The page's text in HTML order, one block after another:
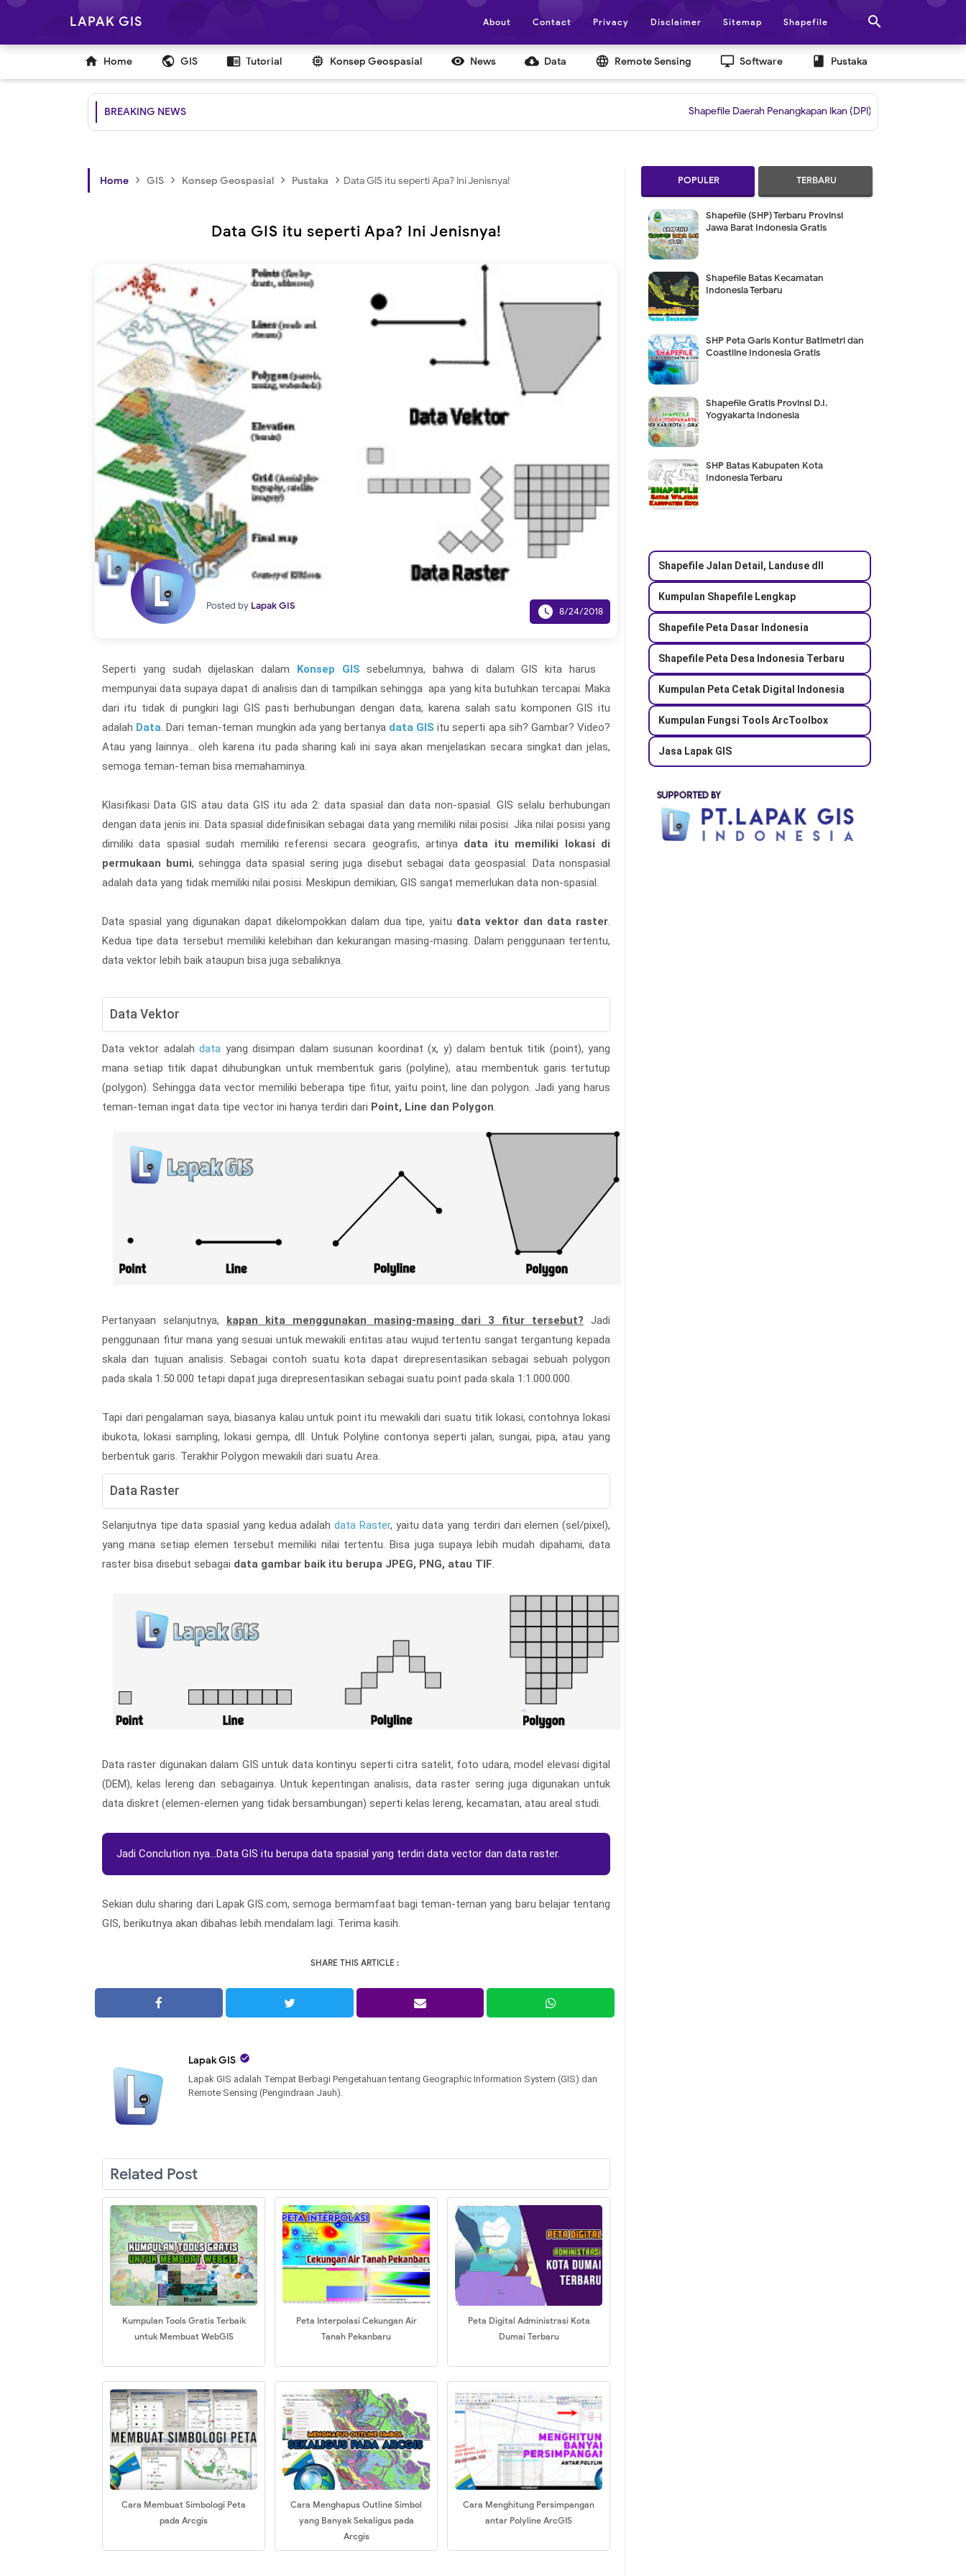
LAPAK GIS 
About Contact Privacy Disclaimer Sitemap Shapefile
 Home public GIS chrome_reader_mode Tutorial  Konsep Geospasial  News cloud_download Data language Remote Sensing desktop_windows Software book Pustaka
BREAKING NEWS Shapefile Daerah Penangkapan Ikan (DPI) | Grid untuk Layout
Home › GIS › Konsep Geospasial › Pustaka › Data GIS itu seperti Apa? Ini Jenisnya!
Data GIS itu seperti Apa? Ini Jenisnya!
Posted by Lapak GIS  8/24/2018
Seperti yang sudah dijelaskan dalam Konsep GIS sebelumnya, bahwa di dalam GIS kita harus
mempunyai data supaya dapat di analisis dan di tampilkan sehingga apa yang kita butuhkan tercapai. Maka
dari itu tidak di pungkiri lagi GIS pasti berhubungan dengan data, karena salah satu komponen GIS itu
adalah Data. Dari teman-teman mungkin ada yang bertanya data GIS itu seperti apa sih? Gambar? Video?
Atau yang lainnya… oleh karena itu pada sharing kali ini saya akan menjelaskan secara singkat dan jelas,
semoga teman-teman bisa memahaminya.
Klasifikasi Data GIS atau data GIS itu ada 2: data spasial dan data non-spasial. GIS selalu berhubungan
dengan data jenis ini. Data spasial didefinisikan sebagai data yang memiliki nilai posisi. Jika nilai posisi yang
dimiliki data spasial sudah memiliki referensi secara geografis, artinya data itu memiliki lokasi di
permukaan bumi, sehingga data spasial sering juga disebut sebagai data geospasial. Data nonspasial
adalah data yang tidak memiliki nilai posisi. Meskipun demikian, GIS sangat memerlukan data non-spasial.
Data spasial yang digunakan dapat dikelompokkan dalam dua tipe, yaitu data vektor dan data raster.
Kedua tipe data tersebut memiliki kelebihan dan kekurangan masing-masing. Dalam penggunaan tertentu,
data vektor lebih baik ataupun bisa juga sebaliknya.
Data Vektor
Data vektor adalahdata yang disimpan dalam susunan koordinat (x, y) dalam bentuk titik (point), yang
mana setiap titik dapat dihubungkan untuk membentuk garis (polyline), atau membentuk garis tertutup
(polygon). Sehingga data vector memiliki beberapa tipe fitur, yaitu point, line dan polygon. Jadi yang harus
teman-teman ingat data tipe vector ini hanya terdiri dari Point, Line dan Polygon.
Pertanyaan selanjutnya, kapan kita menggunakan masing-masing dari 3 fitur tersebut? Jadi
penggunaan fitur mana yang sesuai untuk mewakili entitas atau wujud tertentu sangat tergantung kepada
skala dan tujuan analisis. Sebagai contoh suatu kota dapat direpresentasikan sebagai sebuah polygon
pada skala 1:50.000 tetapi dapat juga direpresentasikan sebagai suatu point pada skala 1:1.000.000.
Tapi dari pengalaman saya, biasanya kalau untuk point itu mewakili dari suatu titik lokasi, contohnya lokasi
ibukota, lokasi sampling, lokasi gempa, dll. Untuk Polyline contonya seperti jalan, sungai, pipa, atau yang
berbentuk garis. Terakhir Polygon mewakili dari suatu Area.
Data Raster
Selanjutnya tipe data spasial yang kedua adalahdata Raster, yaitu data yang terdiri dari elemen (sel/pixel),
yang mana setiap elemen tersebut memiliki nilai tertentu. Bisa juga supaya lebih mudah dipahami, data
raster bisa disebut sebagai data gambar baik itu berupa JPEG, PNG, atau TIF.
Data raster digunakan dalam GIS untuk data kontinyu seperti citra satelit, foto udara, model elevasi digital
(DEM), kelas lereng dan sebagainya. Untuk kepentingan analisis, data raster sering juga digunakan untuk
data diskret (elemen-elemen yang tidak bersambungan) seperti kelas lereng, kecamatan, atau areal studi.
Jadi Conclution nya…Data GIS itu berupa data spasial yang terdiri data vector dan data raster.
Sekian dulu sharing dari Lapak GIS.com, semoga bermamfaat bagi teman-teman yang baru belajar tentang
GIS, berikutnya akan dibahas lebih mendalam lagi. Terima kasih.
SHARE THIS ARTICLE :
Lapak GIS 
Lapak GIS adalah Tempat Berbagi Pengetahuan tentang Geographic Information System (GIS) dan
Remote Sensing (Pengindraan Jauh).
Related Post
Kumpulan Tools Gratis Terbaik
untuk Membuat WebGIS
Peta Interpolasi Cekungan Air
Tanah Pekanbaru
Peta Digital Administrasi Kota
Dumai Terbaru
Cara Membuat Simbologi Peta
pada Arcgis
Cara Menghapus Outline Simbol
yang Banyak Sekaligus pada
Arcgis
Cara Menghitung Persimpangan
antar Polyline ArcGIS
POPULER TERBARU
Shapefile (SHP) Terbaru Provinsi
Jawa Barat Indonesia Gratis
Shapefile Batas Kecamatan
Indonesia Terbaru
SHP Peta Garis Kontur Batimetri dan
Coastline Indonesia Gratis
Shapefile Gratis Provinsi D.I.
Yogyakarta Indonesia
SHP Batas Kabupaten Kota
Indonesia Terbaru
Shapefile Jalan Detail, Landuse dll
Kumpulan Shapefile Lengkap
Shapefile Peta Dasar Indonesia
Shapefile Peta Desa Indonesia Terbaru
Kumpulan Peta Cetak Digital Indonesia
Kumpulan Fungsi Tools ArcToolbox
Jasa Lapak GIS